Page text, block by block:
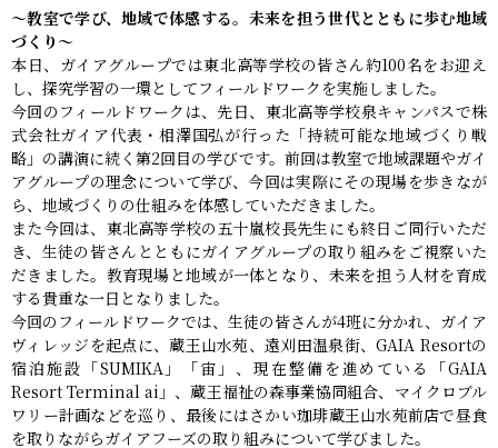
Corporation
-
～教室で学び、地域で体感する。未来を担う世代とともに歩む地域
づくり～
本日、ガイアグループでは東北高等学校の皆さん約100名をお迎え
し、探究学習の一環としてフィールドワークを実施しました。
今回のフィールドワークは、先日、東北高等学校泉キャンパスで株
式会社ガイア代表・相澤国弘が行った「持続可能な地域づくり戦
略」の講演に続く第2回目の学びです。前回は教室で地域課題やガイ
アグループの理念について学び、今回は実際にその現場を歩きなが
ら、地域づくりの仕組みを体感していただきました。
また今回は、東北高等学校の五十嵐校長先生にも終日ご同行いただ
き、生徒の皆さんとともにガイアグループの取り組みをご視察いた
だきました。教育現場と地域が一体となり、未来を担う人材を育成
する貴重な一日となりました。
今回のフィールドワークでは、生徒の皆さんが4班に分かれ、ガイア
ヴィレッジを起点に、蔵王山水苑、遠刈田温泉街、GAIA Resortの
宿泊施設「SUMIKA」「宙」、現在整備を進めている「GAIA
Resort Terminal ai」、蔵王福祉の森事業協同組合、マイクロブル
ワリー計画などを巡り、最後にはさかい珈琲蔵王山水苑前店で昼食
を取りながらガイアフーズの取り組みについて学びました。